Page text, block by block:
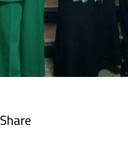
Share: